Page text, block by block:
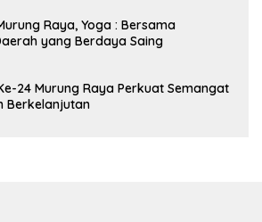
Raya, Yoga : Bersama
yang Berdaya Saing
24 Murung Raya Perkuat Semangat
Berkelanjutan